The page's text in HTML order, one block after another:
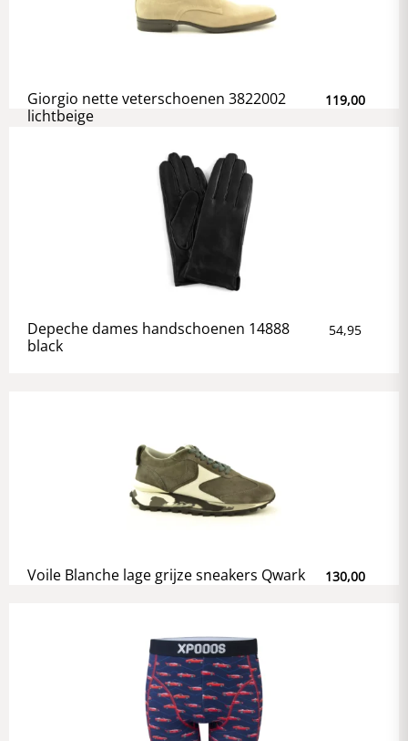
Giorgio nette veterschoenen 3822002
lichtbeige
119,00
Depeche dames handschoenen 14888
black
54,95
Voile Blanche lage grijze sneakers Qwark 130,00